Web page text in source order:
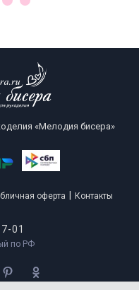
«Мелодия бисера»
оферта Контакты
01
по РФ